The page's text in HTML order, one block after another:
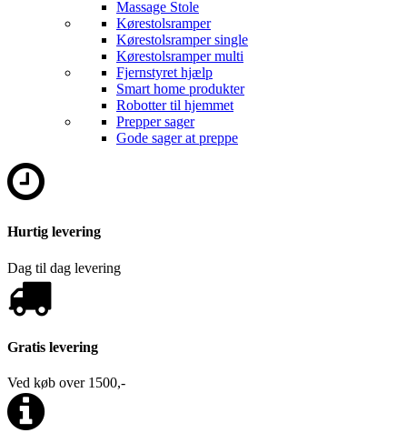
Massage Stole
Kørestolsramper
Kørestolsramper single
Kørestolsramper multi
Fjernstyret hjælp
Smart home produkter
Robotter til hjemmet
Prepper sager
Gode sager at preppe
Hurtig levering
Dag til dag levering
Gratis levering
Ved køb over 1500,-